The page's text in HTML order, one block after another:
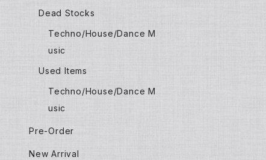
Dead Stocks
Techno/House/Dance M
usic
Used Items
Techno/House/Dance M
usic
Pre-Order
New Arrival